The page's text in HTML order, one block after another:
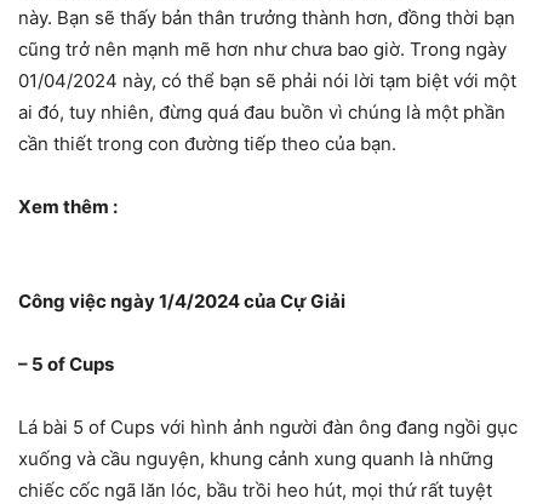
này. Bạn sẽ thấy bản thân trưởng thành hơn, đồng thời bạn
cũng trở nên mạnh mẽ hơn như chưa bao giờ. Trong ngày
01/04/2024 này, có thể bạn sẽ phải nói lời tạm biệt với một
ai đó, tuy nhiên, đừng quá đau buồn vì chúng là một phần
cần thiết trong con đường tiếp theo của bạn.
Xem thêm :
Công việc ngày 1/4/2024 của Cự Giải
– 5 of Cups
Lá bài 5 of Cups với hình ảnh người đàn ông đang ngồi gục
xuống và cầu nguyện, khung cảnh xung quanh là những
chiếc cốc ngã lăn lóc, bầu trồi heo hút, mọi thứ rất tuyệt